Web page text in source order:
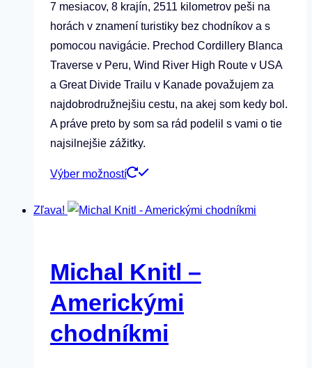
12,00 €
through
40,00 €
7 mesiacov, 8 krajín, 2511 kilometrov peši na
horách v znamení turistiky bez chodníkov a s
pomocou navigácie. Prechod Cordillery Blanca
Traverse v Peru, Wind River High Route v USA
a Great Divide Trailu v Kanade považujem za
najdobrodružnejšiu cestu, na akej som kedy bol.
A práve preto by som sa rád podelil s vami o tie
najsilnejšie zážitky.
Výber možností
Tento
má
Možnosti
môžete
vybrať
na
Zľava!
Michal Knitl –
Americkými
chodníkmi